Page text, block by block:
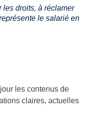
les droits, à réclamer
le salarié en
les contenus de
claires, actuelles